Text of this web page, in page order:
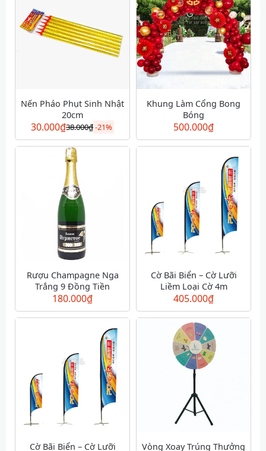
Nến Pháo Phụt Sinh Nhật
20cm
30.000₫38.000₫-21%
Khung Làm Cổng Bong
Bóng
500.000₫
Rượu Champagne Nga
Trắng 9 Đồng Tiền
180.000₫
Cờ Bãi Biển – Cờ Lưỡi
Liềm Loại Cờ 4m
405.000₫
Cờ Bãi Biển – Cờ Lưỡi Vòng Xoay Trúng Thưởng